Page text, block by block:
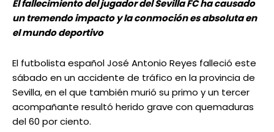
El fallecimiento del jugador del Sevilla FC ha causado
un tremendo impacto y la conmoción es absoluta en
el mundo deportivo
El futbolista español José Antonio Reyes falleció este
sábado en un accidente de tráfico en la provincia de
Sevilla, en el que también murió su primo y un tercer
acompañante resultó herido grave con quemaduras
del 60 por ciento.